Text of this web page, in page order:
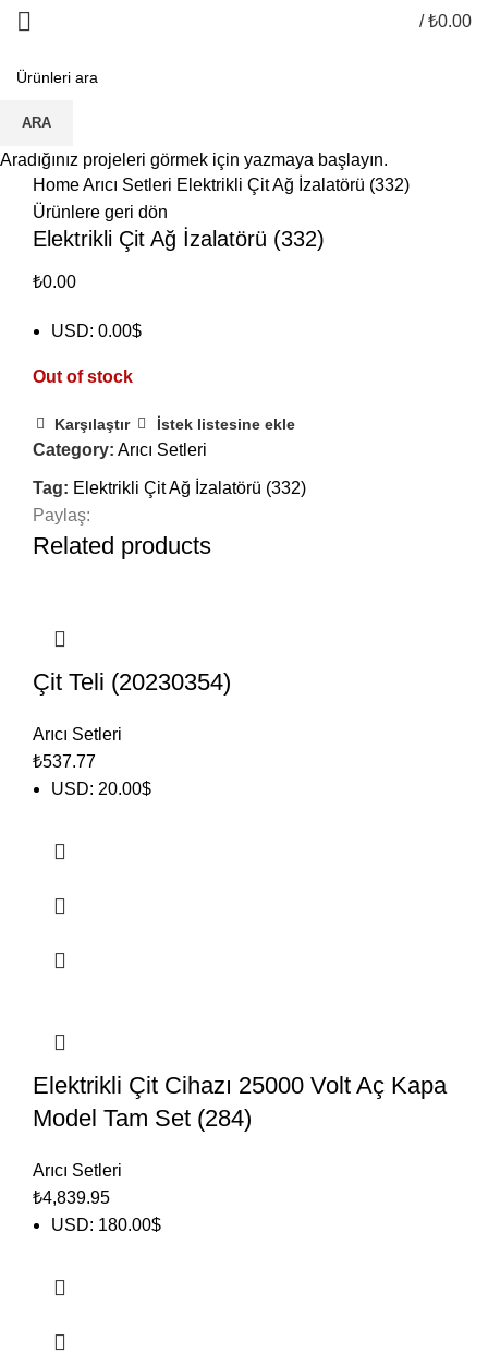
/ ₺0.00
Click to enlarge
HomeArıcı Setleri Elektrikli Çit Ağ İzalatörü (332)
Ürünlere geri dön
Elektrikli Çit Ağ İzalatörü (332)
₺0.00
USD: 0.00$
Out of stock
Karşılaştır İstek listesine ekle
Category: Arıcı Setleri
Tag: Elektrikli Çit Ağ İzalatörü (332)
Paylaş:
Related products
Çit Teli (20230354)
Arıcı Setleri
₺537.77
USD: 20.00$
Elektrikli Çit Cihazı 25000 Volt Aç Kapa
Model Tam Set (284)
Arıcı Setleri
₺4,839.95
USD: 180.00$
ARA
Aradığınız projeleri görmek için yazmaya başlayın.